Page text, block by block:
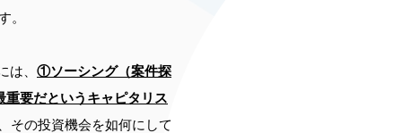
。
、 ①ソーシング（案件探
要だというキャピタリス
その投資機会を如何にして